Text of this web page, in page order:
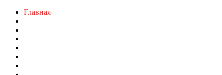
Главная